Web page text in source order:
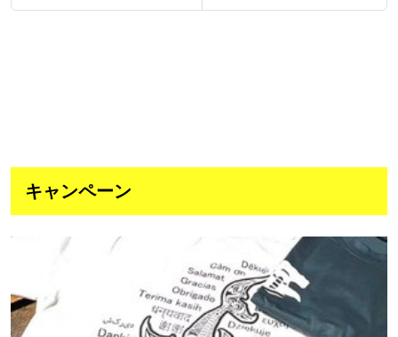
キャンペーン